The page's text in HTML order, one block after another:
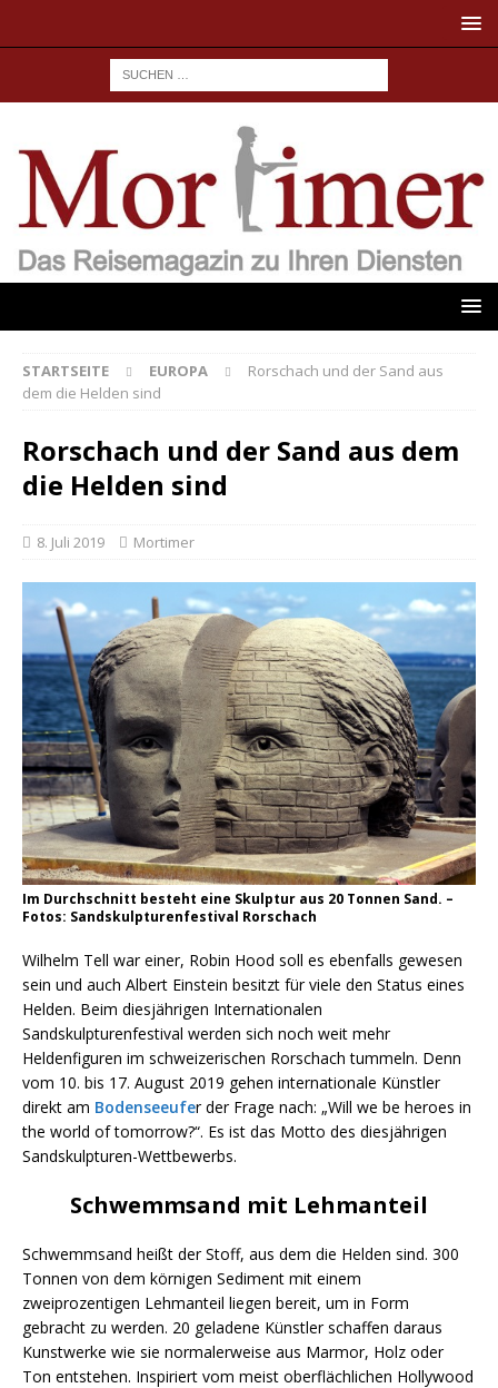
STARTSEITE EUROPA
Rorschach und der Sand aus
dem die Helden sind
Rorschach und der Sand aus dem
die Helden sind
8. Juli 2019 Mortimer
Im Durchschnitt besteht eine Skulptur aus 20 Tonnen Sand. –
Fotos: Sandskulpturenfestival Rorschach
Wilhelm Tell war einer, Robin Hood soll es ebenfalls gewesen
sein und auch Albert Einstein besitzt für viele den Status eines
Helden. Beim diesjährigen Internationalen
Sandskulpturenfestival werden sich noch weit mehr
Heldenfiguren im schweizerischen Rorschach tummeln. Denn
vom 10. bis 17. August 2019 gehen internationale Künstler
direkt am Bodenseeufer der Frage nach: „Will we be heroes in
the world of tomorrow?“. Es ist das Motto des diesjährigen
Sandskulpturen-Wettbewerbs.
Schwemmsand mit Lehmanteil
Schwemmsand heißt der Stoff, aus dem die Helden sind. 300
Tonnen von dem körnigen Sediment mit einem
zweiprozentigen Lehmanteil liegen bereit, um in Form
gebracht zu werden. 20 geladene Künstler schaffen daraus
Kunstwerke wie sie normalerweise aus Marmor, Holz oder
Ton entstehen. Inspiriert vom meist oberflächlichen Hollywood